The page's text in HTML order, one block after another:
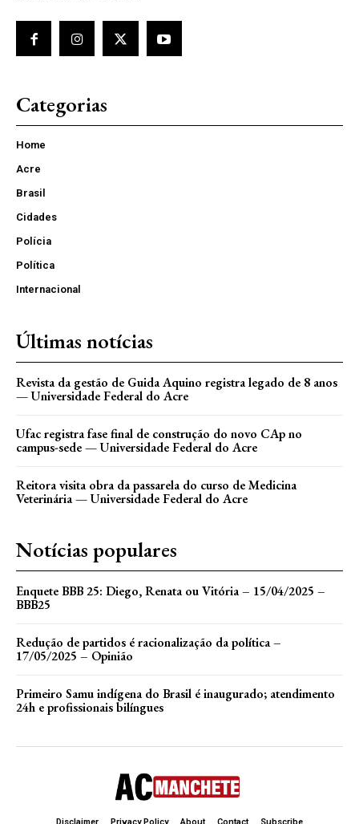
Categorias
Home
Acre
Brasil
Cidades
Polícia
Política
Internacional
Últimas notícias
Revista da gestão de Guida Aquino registra legado de 8 anos
— Universidade Federal do Acre
Ufac registra fase final de construção do novo CAp no
campus-sede — Universidade Federal do Acre
Reitora visita obra da passarela do curso de Medicina
Veterinária — Universidade Federal do Acre
Notícias populares
Enquete BBB 25: Diego, Renata ou Vitória – 15/04/2025 –
BBB25
Redução de partidos é racionalização da política –
17/05/2025 – Opinião
Primeiro Samu indígena do Brasil é inaugurado; atendimento
24h e profissionais bilíngues